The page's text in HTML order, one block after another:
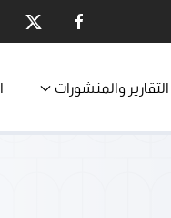
التقارير والمنشورات